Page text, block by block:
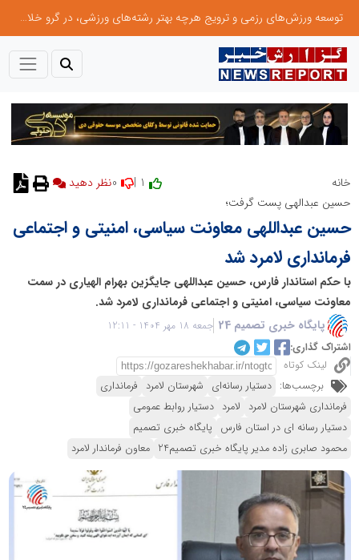
توسعه ورزش‌های رزمی و ترویج هرچه بهتر رشته‌های ورزشی، در گرو خلاقیت و نوآوری است
خانه
نظر دهید
حسین عبدالهی پست گرفت؛
حسین عبداللهی معاونت سیاسی، امنیتی و اجتماعی
فرمانداری لامرد شد
با حکم استاندار فارس، حسین عبداللهی جایگزین بهرام الهیاری در سمت
معاونت سیاسی، امنیتی و اجتماعی فرمانداری لامرد شد.
پایگاه خبری تصمیم 24
جمعه 18 مهر 1404 - 12:11
اشتراک گذاری:
لینک کوتاه
برچسب‌ها: دستیار رسانه‌ای شهرستان لامرد فرمانداری
فرمانداری شهرستان لامرد لامرد دستیار روابط عمومی
دستیار رسانه ای در استان فارس پایگاه خبری تصمیم
محمود صابری زاده مدیر پایگاه خبری تصمیم24
معاون فرماندار لامرد